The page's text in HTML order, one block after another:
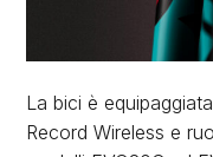
La bici è
Record Wireless e